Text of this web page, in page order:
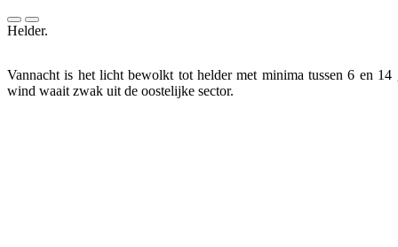
Helder.
Vannacht is het licht bewolkt tot helder met minima tussen 6 en
wind waait zwak uit de oostelijke sector.